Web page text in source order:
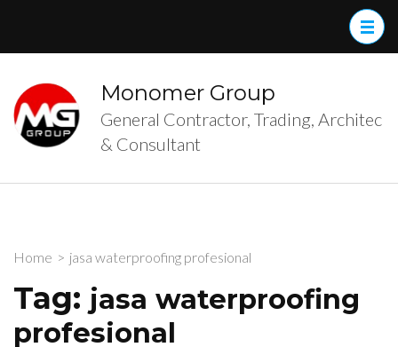
(Press
Enter)
Monomer Group
General Contractor, Trading, Architec
& Consultant
Home > jasa waterproofing profesional
Tag: jasa waterproofing
profesional